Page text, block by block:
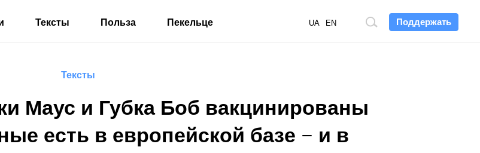
Поддержать
Поиск
UA EN
Тексты Польза Пекельце
Тексты
Маус и Губка Боб вакцинированы
есть в европейской базе – и в